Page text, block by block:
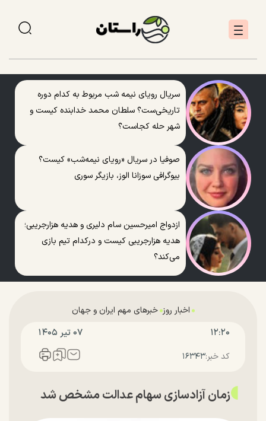
سریال رویای نیمه شب مربوط به کدام دوره
تاریخی‌ست؟ سلطان محمد خدابنده کیست و
شهر حله کجاست؟
صوفیا در سریال «رویای نیمه‌شب» کیست؟
بیوگرافی سوزانا الوز، بازیگر سوری
ازدواج امیرحسین سام دلیری و هدیه هزارجریبی؛
هدیه هزارجریبی کیست و درکدام تیم بازی
می‌کند؟
اخبار روز خبرهای مهم ایران و جهان
۱۲:۲۰ ۰۷ تير ۱۴۰۵
کد خبر:۱۶۳۴۳
زمان آزادسازی سهام عدالت مشخص شد